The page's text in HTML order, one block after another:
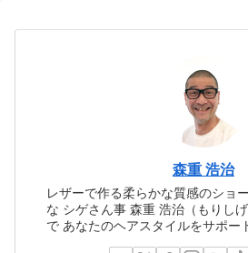
森重 浩治
レザーで作る柔らかな質感のショ
な シゲさん事 森重 浩治（もりし
で あなたのヘアスタイルをサポー